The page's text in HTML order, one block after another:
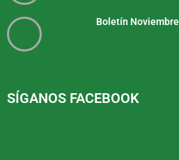
Boletín
SÍGANOS FACEBOOK